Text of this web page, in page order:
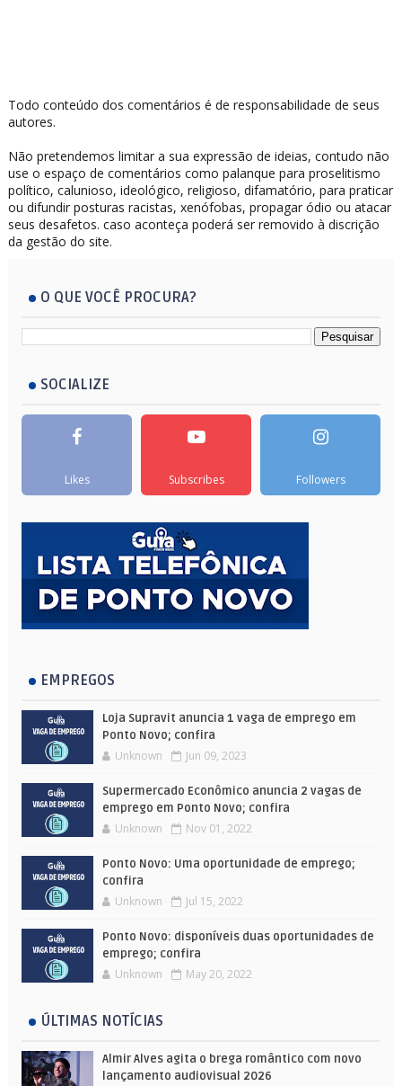
Todo conteúdo dos comentários é de responsabilidade de seus
autores.
Não pretendemos limitar a sua expressão de ideias, contudo não
use o espaço de comentários como palanque para proselitismo
político, calunioso, ideológico, religioso, difamatório, para praticar
ou difundir posturas racistas, xenófobas, propagar ódio ou atacar
seus desafetos. caso aconteça poderá ser removido à discrição
da gestão do site.
O QUE VOCÊ PROCURA?
SOCIALIZE
Likes Subscribes Followers
EMPREGOS
Loja Supravit anuncia 1 vaga de emprego em
Ponto Novo; confira
Unknown Jun 09, 2023
Supermercado Econômico anuncia 2 vagas de
emprego em Ponto Novo; confira
Unknown Nov 01, 2022
Ponto Novo: Uma oportunidade de emprego;
confira
Unknown Jul 15, 2022
Ponto Novo: disponíveis duas oportunidades de
emprego; confira
Unknown May 20, 2022
ÚLTIMAS NOTÍCIAS
Almir Alves agita o brega romântico com novo
lançamento audiovisual 2026